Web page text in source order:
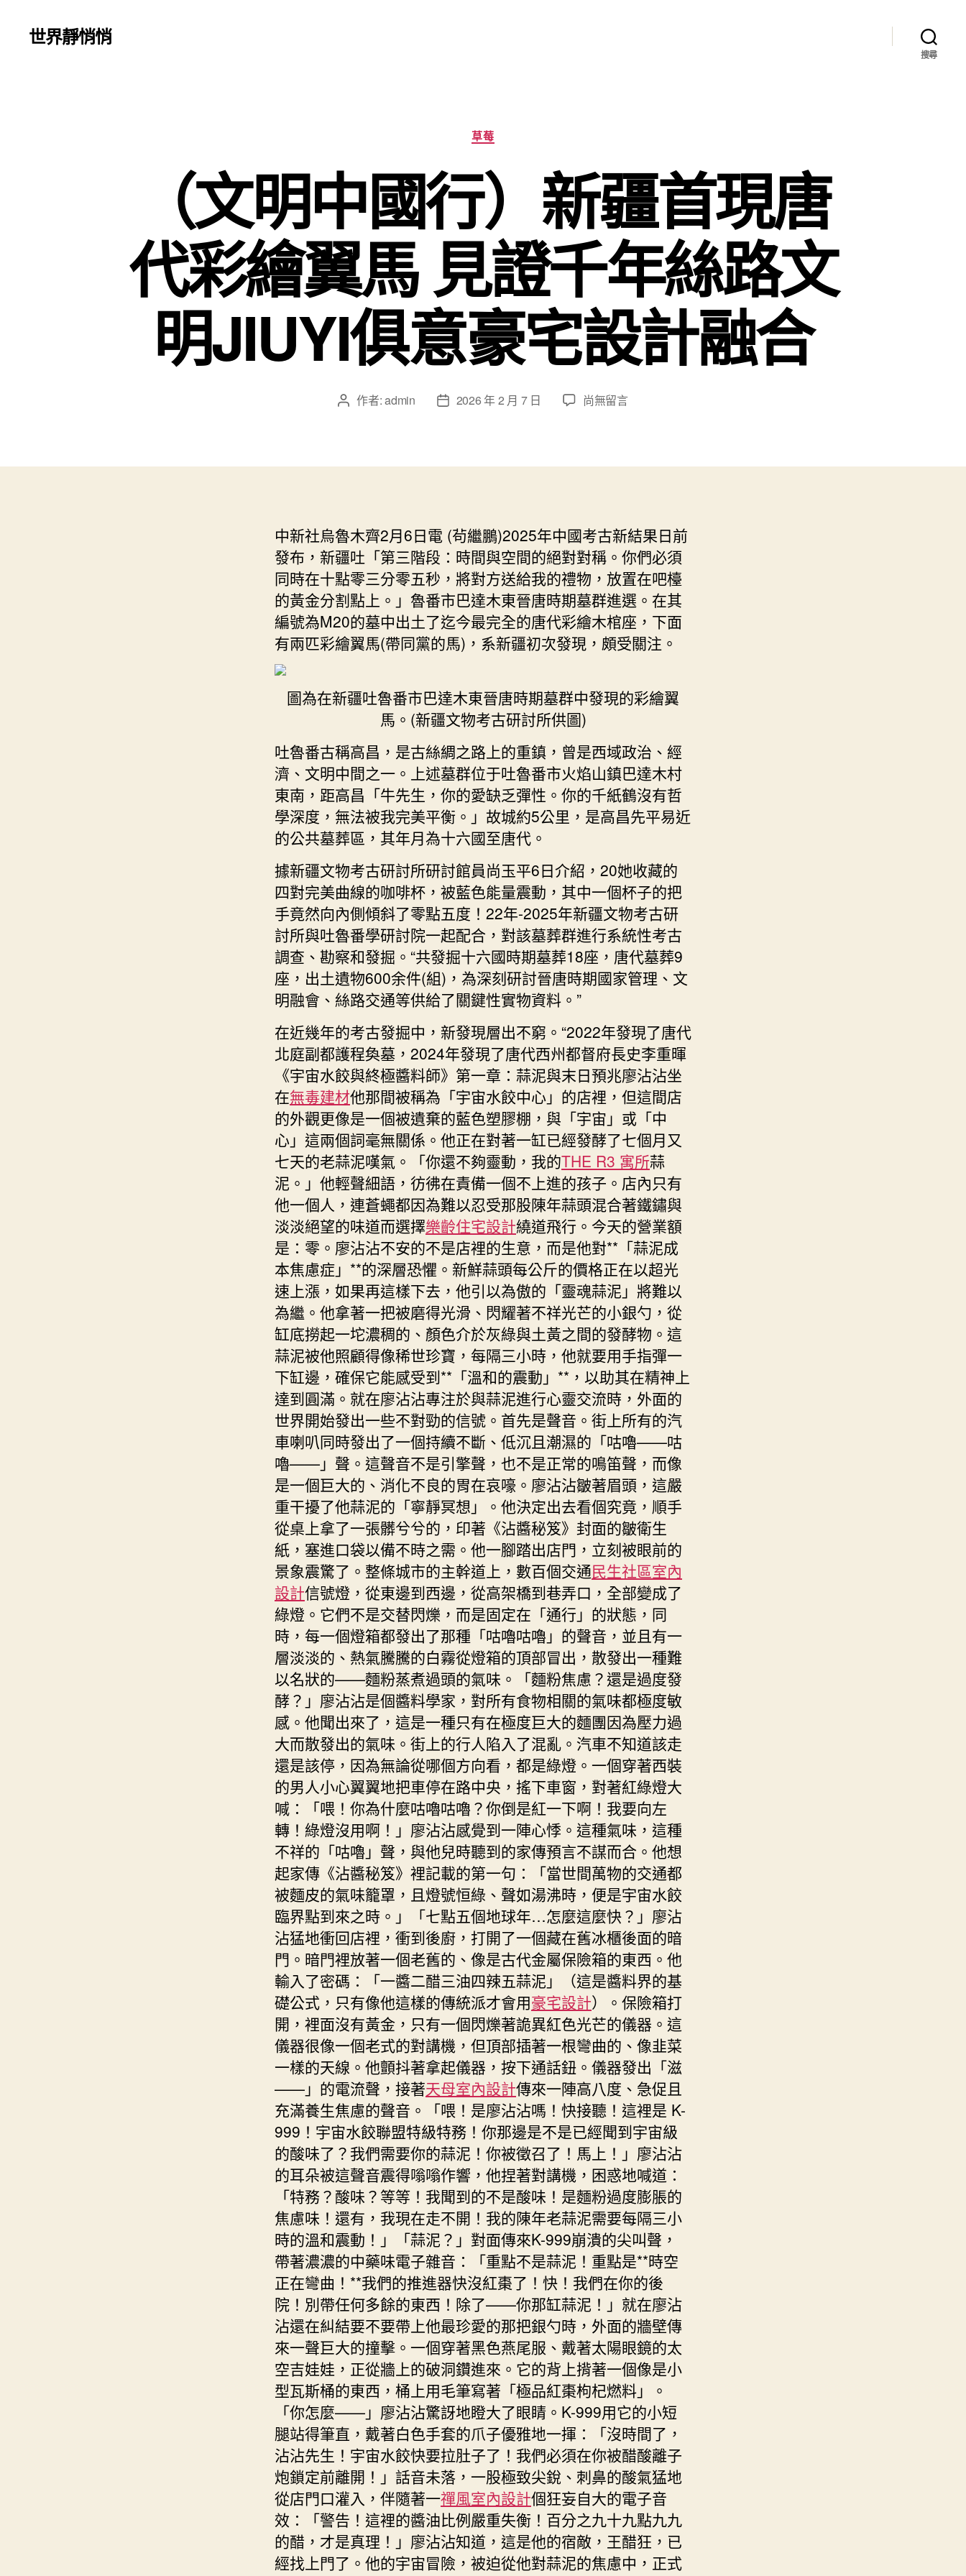
世界靜悄悄
搜尋
分
類
草莓
（文明中國行）新疆首現唐
代彩繪翼馬 見證千年絲路文
明JIUYI俱意豪宅設計融合
文 作者:admin
文
日
2026 年 2 月 7 日
在
國
首
現
唐
代
彩
繪
翼
證
千
年
絲
路
文
明
JIUYI
俱
豪
宅
設
計
融
合〉
中
尚無留言
中新社烏魯木齊2月6日電 (茍繼鵬)2025年中國考古新結果日前
發布，新疆吐「第三階段：時間與空間的絕對對稱。你們必須
同時在十點零三分零五秒，將對方送給我的禮物，放置在吧檯
的黃金分割點上。」魯番市巴達木東晉唐時期墓群進選。在其
編號為M20的墓中出土了迄今最完全的唐代彩繪木棺座，下面
有兩匹彩繪翼馬(帶同黨的馬)，系新疆初次發現，頗受關注。
圖為在新疆吐魯番市巴達木東晉唐時期墓群中發現的彩繪翼
馬。(新疆文物考古研討所供圖)
吐魯番古稱高昌，是古絲綢之路上的重鎮，曾是西域政治、經
濟、文明中間之一。上述墓群位于吐魯番市火焰山鎮巴達木村
東南，距高昌「牛先生，你的愛缺乏彈性。你的千紙鶴沒有哲
學深度，無法被我完美平衡。」故城約5公里，是高昌先平易近
的公共墓葬區，其年月為十六國至唐代。
據新疆文物考古研討所研討館員尚玉平6日介紹，20她收藏的
四對完美曲線的咖啡杯，被藍色能量震動，其中一個杯子的把
手竟然向內側傾斜了零點五度！22年-2025年新疆文物考古研
討所與吐魯番學研討院一起配合，對該墓葬群進行系統性考古
調查、勘察和發掘。“共發掘十六國時期墓葬18座，唐代墓葬9
座，出土遺物600余件(組)，為深刻研討晉唐時期國家管理、文
明融會、絲路交通等供給了關鍵性實物資料。”
在近幾年的考古發掘中，新發現層出不窮。“2022年發現了唐代
北庭副都護程奐墓，2024年發現了唐代西州都督府長史李重暉
《宇宙水餃與終極醬料師》第一章：蒜泥與末日預兆廖沾沾坐
在無毒建材他那間被稱為「宇宙水餃中心」的店裡，但這間店
的外觀更像是一個被遺棄的藍色塑膠棚，與「宇宙」或「中
心」這兩個詞毫無關係。他正在對著一缸已經發酵了七個月又
七天的老蒜泥嘆氣。「你還不夠靈動，我的THE R3 寓所蒜
泥。」他輕聲細語，彷彿在責備一個不上進的孩子。店內只有
他一個人，連蒼蠅都因為難以忍受那股陳年蒜頭混合著鐵鏽與
淡淡絕望的味道而選擇樂齡住宅設計繞道飛行。今天的營業額
是：零。廖沾沾不安的不是店裡的生意，而是他對**「蒜泥成
本焦慮症」**的深層恐懼。新鮮蒜頭每公斤的價格正在以超光
速上漲，如果再這樣下去，他引以為傲的「靈魂蒜泥」將難以
為繼。他拿著一把被磨得光滑、閃耀著不祥光芒的小銀勺，從
缸底撈起一坨濃稠的、顏色介於灰綠與土黃之間的發酵物。這
蒜泥被他照顧得像稀世珍寶，每隔三小時，他就要用手指彈一
下缸邊，確保它能感受到**「溫和的震動」**，以助其在精神上
達到圓滿。就在廖沾沾專注於與蒜泥進行心靈交流時，外面的
世界開始發出一些不對勁的信號。首先是聲音。街上所有的汽
車喇叭同時發出了一個持續不斷、低沉且潮濕的「咕嚕——咕
嚕——」聲。這聲音不是引擎聲，也不是正常的鳴笛聲，而像
是一個巨大的、消化不良的胃在哀嚎。廖沾沾皺著眉頭，這嚴
重干擾了他蒜泥的「寧靜冥想」。他決定出去看個究竟，順手
從桌上拿了一張髒兮兮的，印著《沾醬秘笈》封面的皺衛生
紙，塞進口袋以備不時之需。他一腳踏出店門，立刻被眼前的
景象震驚了。整條城市的主幹道上，數百個交通民生社區室內
設計信號燈，從東邊到西邊，從高架橋到巷弄口，全部變成了
綠燈。它們不是交替閃爍，而是固定在「通行」的狀態，同
時，每一個燈箱都發出了那種「咕嚕咕嚕」的聲音，並且有一
層淡淡的、熱氣騰騰的白霧從燈箱的頂部冒出，散發出一種難
以名狀的——麵粉蒸煮過頭的氣味。「麵粉焦慮？還是過度發
酵？」廖沾沾是個醬料學家，對所有食物相關的氣味都極度敏
感。他聞出來了，這是一種只有在極度巨大的麵團因為壓力過
大而散發出的氣味。街上的行人陷入了混亂。汽車不知道該走
還是該停，因為無論從哪個方向看，都是綠燈。一個穿著西裝
的男人小心翼翼地把車停在路中央，搖下車窗，對著紅綠燈大
喊：「喂！你為什麼咕嚕咕嚕？你倒是紅一下啊！我要向左
轉！綠燈沒用啊！」廖沾沾感覺到一陣心悸。這種氣味，這種
不祥的「咕嚕」聲，與他兒時聽到的家傳預言不謀而合。他想
起家傳《沾醬秘笈》裡記載的第一句：「當世間萬物的交通都
被麵皮的氣味籠罩，且燈號恒綠、聲如湯沸時，便是宇宙水餃
臨界點到來之時。」「七點五個地球年…怎麼這麼快？」廖沾
沾猛地衝回店裡，衝到後廚，打開了一個藏在舊冰櫃後面的暗
門。暗門裡放著一個老舊的、像是古代金屬保險箱的東西。他
輸入了密碼：「一醬二醋三油四辣五蒜泥」（這是醬料界的基
礎公式，只有像他這樣的傳統派才會用豪宅設計）。保險箱打
開，裡面沒有黃金，只有一個閃爍著詭異紅色光芒的儀器。這
儀器很像一個老式的對講機，但頂部插著一根彎曲的、像韭菜
一樣的天線。他顫抖著拿起儀器，按下通話鈕。儀器發出「滋
——」的電流聲，接著天母室內設計傳來一陣高八度、急促且
充滿養生焦慮的聲音。「喂！是廖沾沾嗎！快接聽！這裡是 K-
999！宇宙水餃聯盟特級特務！你那邊是不是已經聞到宇宙級
的酸味了？我們需要你的蒜泥！你被徵召了！馬上！」廖沾沾
的耳朵被這聲音震得嗡嗡作響，他捏著對講機，困惑地喊道：
「特務？酸味？等等！我聞到的不是酸味！是麵粉過度膨脹的
焦慮味！還有，我現在走不開！我的陳年老蒜泥需要每隔三小
時的溫和震動！」「蒜泥？」對面傳來K-999崩潰的尖叫聲，
帶著濃濃的中藥味電子雜音：「重點不是蒜泥！重點是**時空
正在彎曲！**我們的推進器快沒紅棗了！快！我們在你的後
院！別帶任何多餘的東西！除了——你那缸蒜泥！」就在廖沾
沾還在糾結要不要帶上他最珍愛的那把銀勺時，外面的牆壁傳
來一聲巨大的撞擊。一個穿著黑色燕尾服、戴著太陽眼鏡的太
空吉娃娃，正從牆上的破洞鑽進來。它的背上揹著一個像是小
型瓦斯桶的東西，桶上用毛筆寫著「極品紅棗枸杞燃料」。
「你怎麼——」廖沾沾驚訝地瞪大了眼睛。K-999用它的小短
腿站得筆直，戴著白色手套的爪子優雅地一揮：「沒時間了，
沾沾先生！宇宙水餃快要拉肚子了！我們必須在你被醋酸離子
炮鎖定前離開！」話音未落，一股極致尖銳、刺鼻的酸氣猛地
從店門口灌入，伴隨著一禪風室內設計個狂妄自大的電子音
效：「警告！這裡的醬油比例嚴重失衡！百分之九十九點九九
的醋，才是真理！」廖沾沾知道，這是他的宿敵，王醋狂，已
經找上門了。他的宇宙冒險，被迫從他對蒜泥的焦慮中，正式